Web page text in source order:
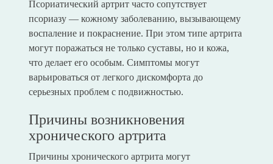
Псориатический артрит часто сопутствует
псориазу — кожному заболеванию, вызывающему
воспаление и покраснение. При этом типе артрита
могут поражаться не только суставы, но и кожа,
что делает его особым. Симптомы могут
варьироваться от легкого дискомфорта до
серьезных проблем с подвижностью.
Причины возникновения
хронического артрита
Причины хронического артрита могут